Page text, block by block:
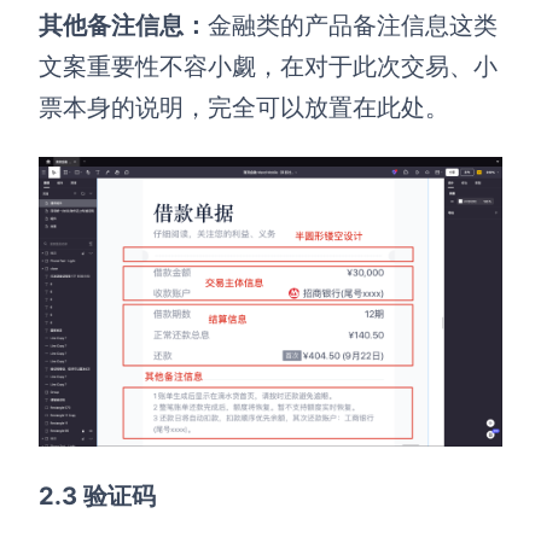
其他备注信息： 金融类的产品备注信息这类
文案重要性不容小觑，在对于此次交易、小
票本身的说明，完全可以放置在此处。
2.3 验证码